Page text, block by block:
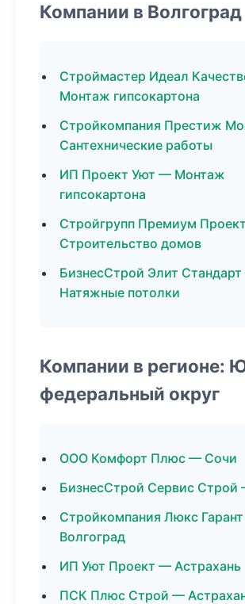
Компании в Волгоград
Строймастер Идеал
Монтаж гипсокартона
Стройкомпания Престиж
Сантехнические работы
ИП Проект Уют — Монтаж
гипсокартона
Стройгрупп Премиум
Строительство домов
БизнесСтрой Элит
Натяжные потолки
Компании в регионе:
федеральный округ
ООО Комфорт Плюс — Сочи
БизнесСтрой Сервис Строй
Стройкомпания Люкс
Волгоград
ИП Уют Проект — Астрахань
ПСК Плюс Строй —